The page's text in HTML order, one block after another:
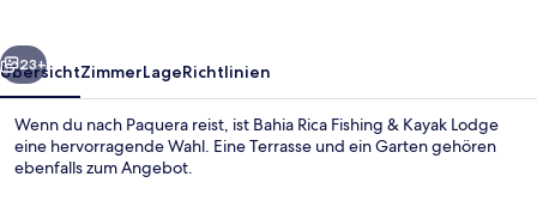
Weiter
23+
ÜbersichtZimmerLageRichtlinien
Wenn du nach Paquera reist, ist Bahia Rica Fishing & Kayak Lodge
eine hervorragende Wahl. Eine Terrasse und ein Garten gehören
ebenfalls zum Angebot.